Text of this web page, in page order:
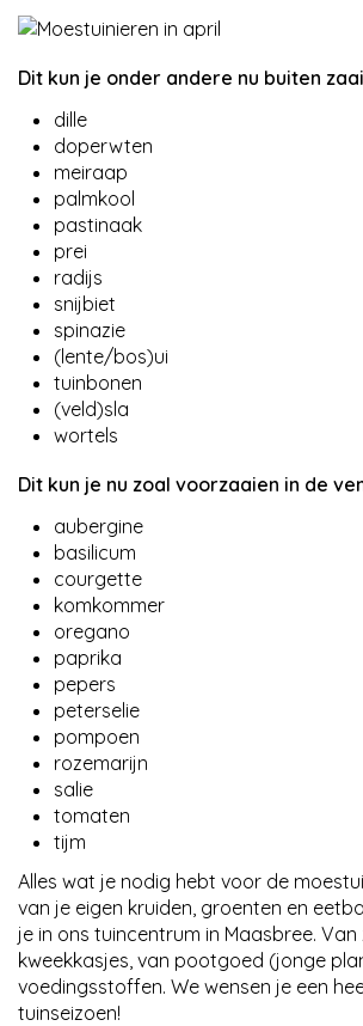
Dit kun je onder andere nu buiten
dille
doperwten
meiraap
palmkool
pastinaak
prei
radijs
snijbiet
spinazie
(lente/bos)ui
tuinbonen
(veld)sla
wortels
Dit kun je nu zoal voorzaaien in de
aubergine
basilicum
courgette
komkommer
oregano
paprika
pepers
peterselie
pompoen
rozemarijn
salie
tomaten
tijm
Alles wat je nodig hebt voor de
van je eigen kruiden, groenten en
je in ons tuincentrum in Maasbree.
kweekkasjes, van pootgoed (jonge
voedingsstoffen. We wensen je een
tuinseizoen!